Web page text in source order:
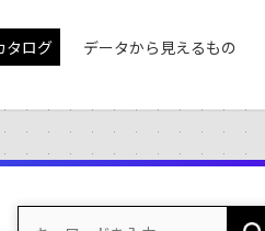
タログ データから見えるもの